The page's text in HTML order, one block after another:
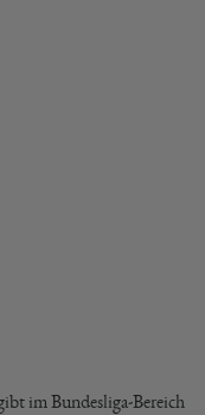
im Bundesliga-Bereich